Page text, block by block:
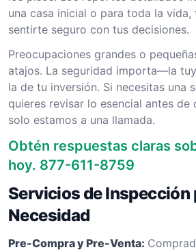
una casa inicial o para toda la vida,
sentirte seguro con tus decisiones.
Preocupaciones grandes o
atajos. La seguridad importa—la
la de tu inversión. Si necesitas una
quieres revisar lo esencial antes de
solo estamos a una llamada.
Obtén respuestas claras
hoy. 877-611-8759
Servicios de Inspección
Necesidad
Pre-Compra y Pre-Venta: